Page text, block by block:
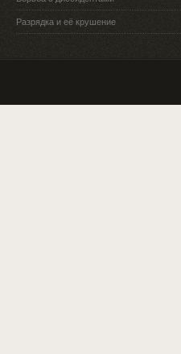
Разрядка и её крушение